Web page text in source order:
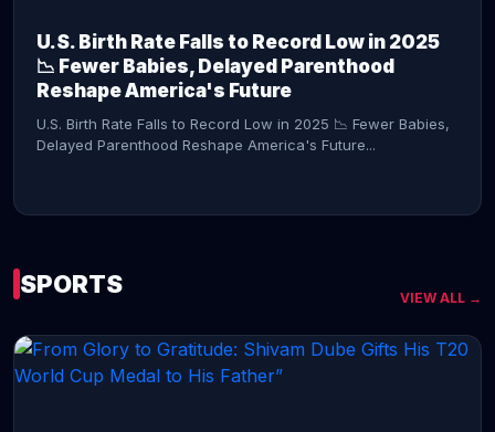
U.S. Birth Rate Falls to Record Low in 2025
📉 Fewer Babies, Delayed Parenthood
Reshape America's Future
U.S. Birth Rate Falls to Record Low in 2025 📉 Fewer Babies,
Delayed Parenthood Reshape America's Future...
SPORTS VIEW ALL →